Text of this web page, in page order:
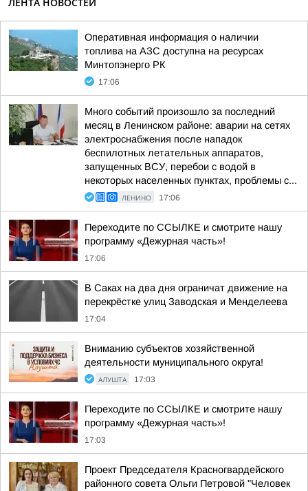
Оперативная информация о наличии
топлива на АЗС доступна на ресурсах
Минтопэнерго РК
17:06
Много событий произошло за последний
месяц в Ленинском районе: аварии на сетях
электроснабжения после нападок
беспилотных летательных аппаратов,
запущенных ВСУ, перебои с водой в
некоторых населенных пунктах, проблемы с...
ЛЕНИНО 17:06
Переходите по ССЫЛКЕ и смотрите нашу
программу «Дежурная часть»!
17:06
В Саках на два дня ограничат движение на
перекрёстке улиц Заводская и Менделеева
17:04
Вниманию субъектов хозяйственной
деятельности муниципального округа!
АЛУШТА 17:03
Переходите по ССЫЛКЕ и смотрите нашу
программу «Дежурная часть»!
17:03
Проект Председателя Красногвардейского
районного совета Ольги Петровой "Человек